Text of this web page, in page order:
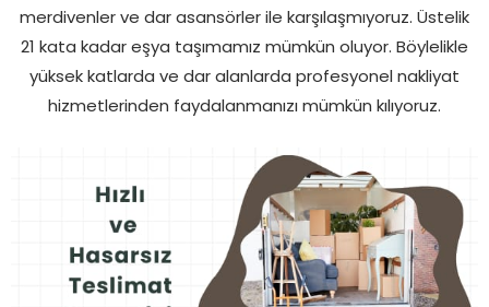
merdivenler ve dar asansörler ile karşılaşmıyoruz. Üstelik
21 kata kadar eşya taşımamız mümkün oluyor. Böylelikle
yüksek katlarda ve dar alanlarda profesyonel nakliyat
hizmetlerinden faydalanmanızı mümkün kılıyoruz.